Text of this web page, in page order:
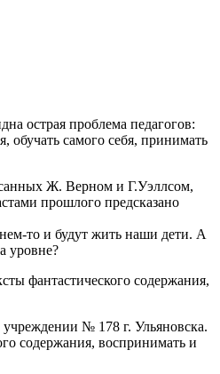
острая проблема педагогов:
самого себя, принимать
Ж. Верном и Г.Уэллсом,
прошлого предсказано
то и будут жить наши дети. А
уровне?
фантастического содержания,
№ 178 г. Ульяновска.
содержания, воспринимать и